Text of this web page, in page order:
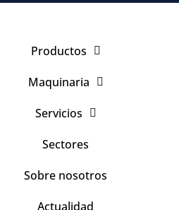
Productos
Maquinaria
Servicios
Sectores
Sobre nosotros
Actualidad